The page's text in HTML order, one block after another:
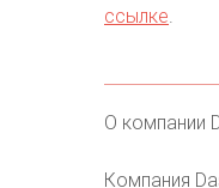
ссылке.
О компании
Компания